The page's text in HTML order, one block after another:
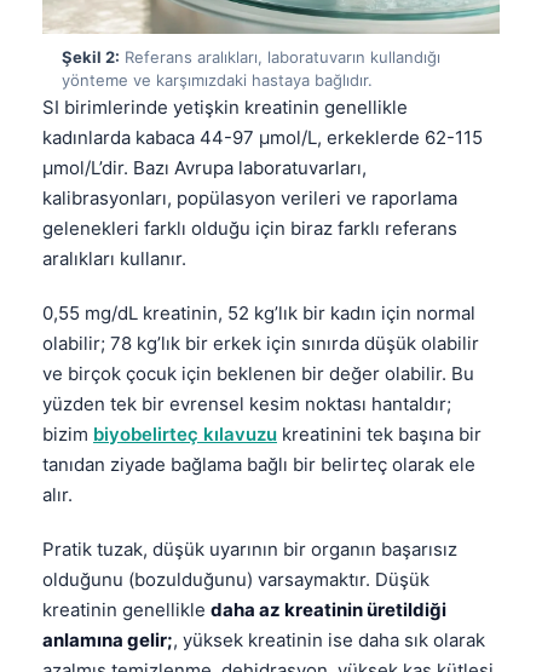
Şekil 2: Referans aralıkları, laboratuvarın kullandığı
yönteme ve karşımızdaki hastaya bağlıdır.
SI birimlerinde yetişkin kreatinin genellikle
kadınlarda kabaca 44-97 µmol/L, erkeklerde 62-115
µmol/L’dir. Bazı Avrupa laboratuvarları,
kalibrasyonları, popülasyon verileri ve raporlama
gelenekleri farklı olduğu için biraz farklı referans
aralıkları kullanır.
0,55 mg/dL kreatinin, 52 kg’lık bir kadın için normal
olabilir; 78 kg’lık bir erkek için sınırda düşük olabilir
ve birçok çocuk için beklenen bir değer olabilir. Bu
yüzden tek bir evrensel kesim noktası hantaldır;
bizim biyobelirteç kılavuzu kreatinini tek başına bir
tanıdan ziyade bağlama bağlı bir belirteç olarak ele
alır.
Pratik tuzak, düşük uyarının bir organın başarısız
olduğunu (bozulduğunu) varsaymaktır. Düşük
kreatinin genellikle daha az kreatinin üretildiği
anlamına gelir;, yüksek kreatinin ise daha sık olarak